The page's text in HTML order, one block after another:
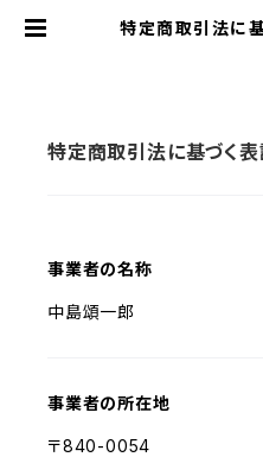
特定商取引法に
特定商取引法に基づく
事業者の名称
中島頌一郎
事業者の所在地
〒840-0054